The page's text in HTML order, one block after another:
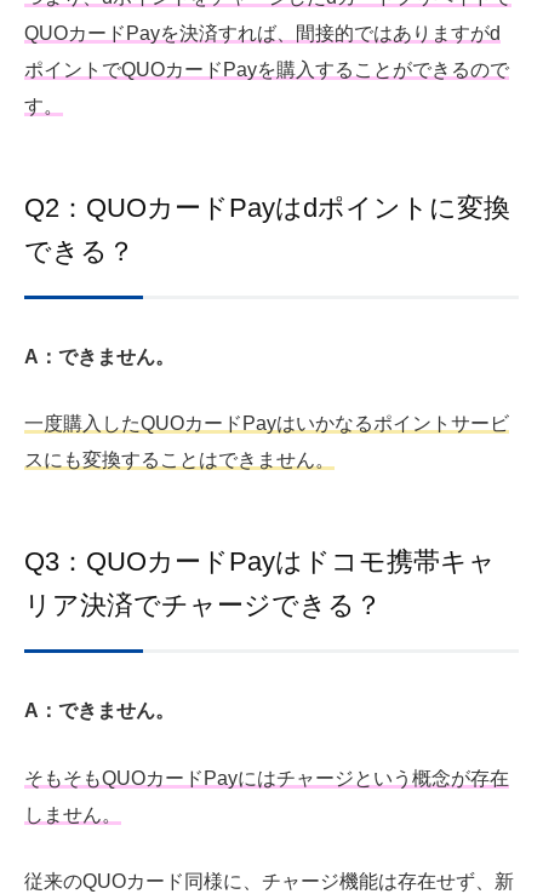
QUOカードPayを決済すれば、間接的ではありますがd
ポイントでQUOカードPayを購入することができるので
す。
Q2：QUOカードPayはdポイントに変換
できる？
A：できません。
一度購入したQUOカードPayはいかなるポイントサービ
スにも変換することはできません。
Q3：QUOカードPayはドコモ携帯キャ
リア決済でチャージできる？
A：できません。
そもそもQUOカードPayにはチャージという概念が存在
しません。
従来のQUOカード同様に、チャージ機能は存在せず、新